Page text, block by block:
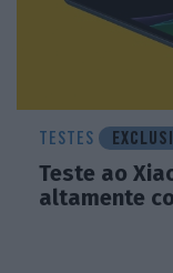
TESTES
Teste ao
altamente